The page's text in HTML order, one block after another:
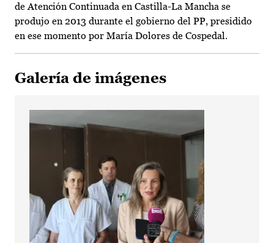
de Atención Continuada en Castilla-La Mancha se
produjo en 2013 durante el gobierno del PP, presidido
en ese momento por María Dolores de Cospedal.
Galería de imágenes